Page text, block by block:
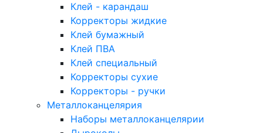
Клей - карандаш
Корректоры жидкие
Клей бумажный
Клей ПВА
Клей специальный
Корректоры сухие
Корректоры - ручки
Металлоканцелярия
Наборы металлоканцелярии